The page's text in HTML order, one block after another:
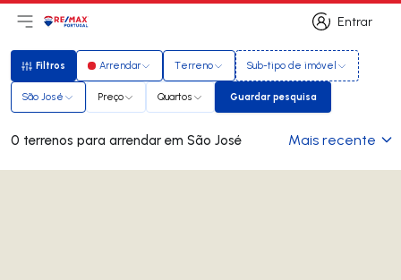
Entrar
Entrar
Abri menu principal
LogoIr para página inicial
Filtros
Filtros Arrendar Terreno Sub-tipo de imóvel
São José Preço Quartos Guardar pesquisa
Guardar pesquisa
0 terrenos para arrendar em São José Mais recente